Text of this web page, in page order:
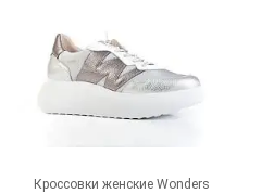
Кроссовки женские Wonders